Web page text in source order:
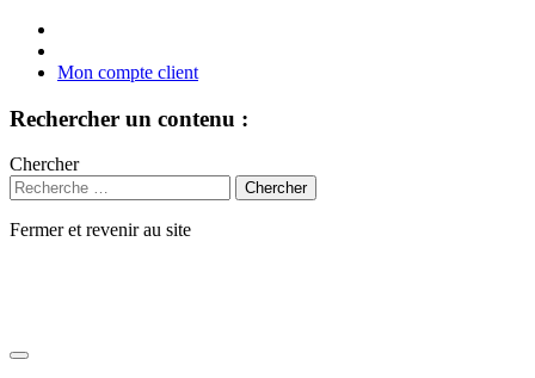
Mon compte client
Rechercher un contenu :
Chercher
Fermer et revenir au site